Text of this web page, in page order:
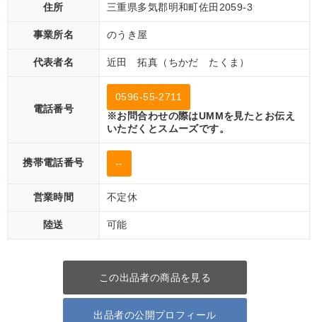
住所 三重県多気郡明和町佐田2059-3
事業所名 のうき屋
代表者名 近田 拓真（ちかだ たくま）
電話番号
0596-55-2711
※お問合わせの際はUMMを見たとお伝え
いただくとスムーズです。
携帯電話番号 --
営業時間 不定休
陸送 可能
この出品者の商品を見る
出品者の公開プロフィール